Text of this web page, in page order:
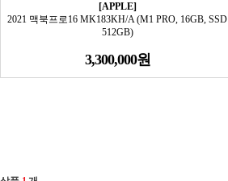
[APPLE]
2021 맥북프로16 MK183KH/A (M1 PRO, 16GB, SSD
512GB)
3,300,000원